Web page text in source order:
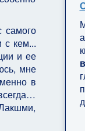
самого
с кем...
и ее
мне
в